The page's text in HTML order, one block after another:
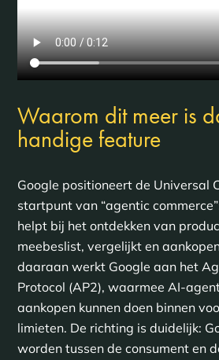
Waarom dit meer is
handige feature
Google positioneert de Universal
startpunt van “agentic
helpt bij het ontdekken van
meebeslist, vergelijkt en
daaraan werkt Google aan het
Protocol (AP2), waarmee AI-
aankopen kunnen doen binnen
limieten. De richting is duidelijk:
worden tussen de consument en